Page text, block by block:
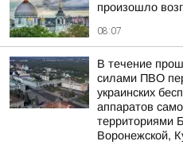
произошло
08:07
В течение
силами ПВО
украинских
аппаратов
территориями
Воронежской,